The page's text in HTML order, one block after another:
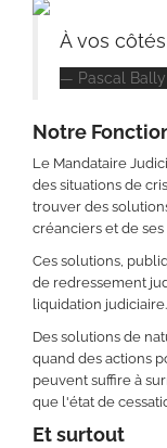
À vos
Pascal Bally
Notre
Le Mandataire
des situations de
trouver des
créanciers et de ses
Ces solutions,
de redressement
liquidation judiciaire.
Des solutions de
quand des actions
peuvent suffire à
que l'état de
Et surtout